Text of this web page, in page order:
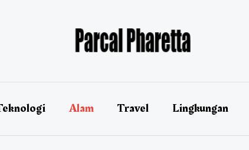
Alam Travel Lingkungan